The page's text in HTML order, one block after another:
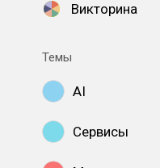
Викторина
Темы
AI
Сервисы